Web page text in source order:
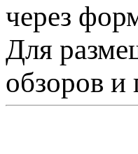
через
Для
обзоров и